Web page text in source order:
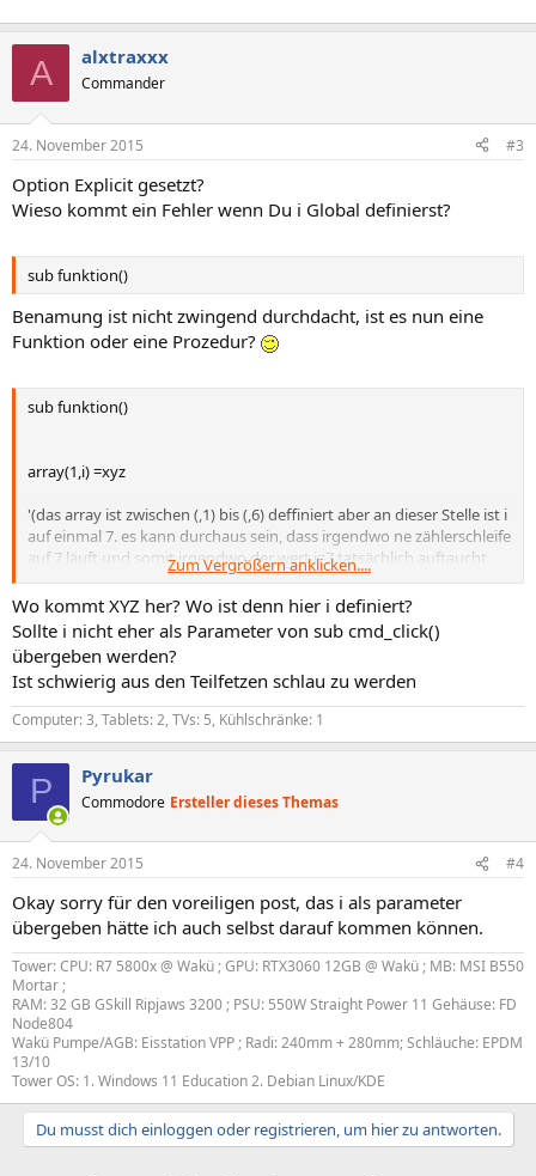
A alxtraxxx
Commander
24. November 2015 #3
Option Explicit gesetzt?
Wieso kommt ein Fehler wenn Du i Global definierst?
sub funktion()
Benamung ist nicht zwingend durchdacht, ist es nun eine
Funktion oder eine Prozedur?
sub funktion()
array(1,i) =xyz
'(das array ist zwischen (,1) bis (,6) deffiniert aber an dieser Stelle ist i
auf einmal 7. es kann durchaus sein, dass irgendwo ne zählerschleife
auf 7 läuft und somit irgendwo der wert i=7 tatsächlich auftaucht
aber eigentlich müsste ich es doch überschrieben haben oder)
end sub
Zum Vergrößern anklicken....
Wo kommt XYZ her? Wo ist denn hier i definiert?
Sollte i nicht eher als Parameter von sub cmd_click()
übergeben werden?
Ist schwierig aus den Teilfetzen schlau zu werden
Computer: 3, Tablets: 2, TVs: 5, Kühlschränke: 1
P Pyrukar
Commodore Ersteller dieses Themas
24. November 2015 #4
Okay sorry für den voreiligen post, das i als parameter
übergeben hätte ich auch selbst darauf kommen können.
Tower: CPU: R7 5800x @ Wakü ; GPU: RTX3060 12GB @ Wakü ; MB: MSI B550
Mortar ;
RAM: 32 GB GSkill Ripjaws 3200 ; PSU: 550W Straight Power 11 Gehäuse: FD
Node804
Wakü Pumpe/AGB: Eisstation VPP ; Radi: 240mm + 280mm; Schläuche: EPDM
13/10
Tower OS: 1. Windows 11 Education 2. Debian Linux/KDE
Du musst dich einloggen oder registrieren, um hier zu antworten.